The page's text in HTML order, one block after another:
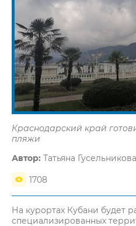
Краснодарский край
пляжи
Автор: Татьяна Гусельникова
1708
На курортах Кубани будет
специализированных